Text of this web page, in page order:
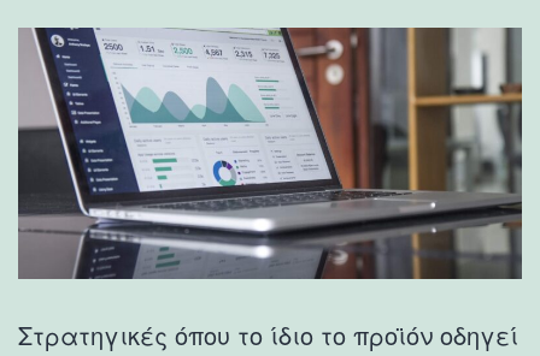
Στρατηγικές όπου το ίδιο το προϊόν οδηγεί